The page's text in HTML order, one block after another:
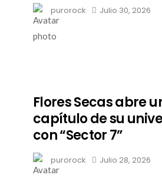
purorock Julio 30, 2026
Flores Secas abre
capítulo de su
con “Sector 7”
purorock Julio 28, 2026